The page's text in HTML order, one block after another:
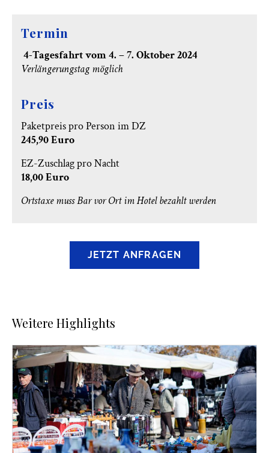
Termin
4-Tagesfahrt vom 4. – 7. Oktober 2024
Verlängerungstag möglich
Preis
Paketpreis pro Person im DZ
245,90 Euro
EZ-Zuschlag pro Nacht
18,00 Euro
Ortstaxe muss Bar vor Ort im Hotel bezahlt werden
JETZT ANFRAGEN
Weitere Highlights